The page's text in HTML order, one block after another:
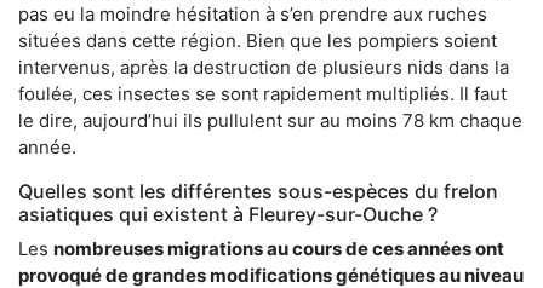
pas eu la moindre hésitation à s’en prendre aux ruches
situées dans cette région. Bien que les pompiers soient
intervenus, après la destruction de plusieurs nids dans la
foulée, ces insectes se sont rapidement multipliés. Il faut
le dire, aujourd’hui ils pullulent sur au moins 78 km chaque
année.
Quelles sont les différentes sous-espèces du frelon
asiatiques qui existent à Fleurey-sur-Ouche ?
Les nombreuses migrations au cours de ces années ont
provoqué de grandes modifications génétiques au niveau